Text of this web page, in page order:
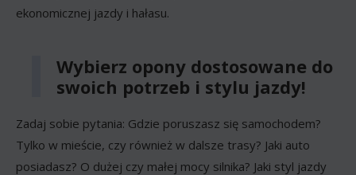
ekonomicznej jazdy i hałasu.
Wybierz opony dostosowane do
swoich potrzeb i stylu jazdy!
Zadaj sobie pytania: Gdzie poruszasz się samochodem?
Tylko w mieście, czy również w dalsze trasy? Jaki auto
posiadasz? O dużej czy małej mocy silnika? Jaki styl jazdy